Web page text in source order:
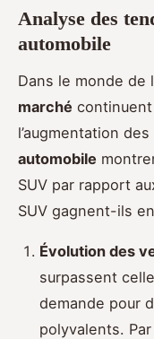
Analyse des
automobile
Dans le monde de
marché continuent
l’augmentation des
automobile
SUV par rapport
SUV gagnent-ils
Évolution des
surpassent
demande pour
polyvalents.